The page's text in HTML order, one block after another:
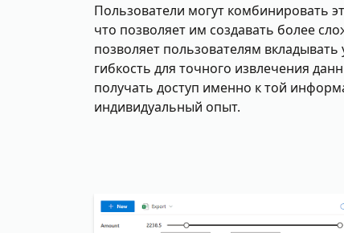
Пользователи могут комбинировать
что позволяет им создавать более
позволяет пользователям
гибкость для точного извлечения
получать доступ именно к той
индивидуальный опыт.